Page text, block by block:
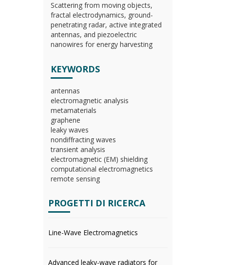
Scattering from moving objects,
fractal electrodynamics, ground-
penetrating radar, active integrated
antennas, and piezoelectric
nanowires for energy harvesting
KEYWORDS
antennas
electromagnetic analysis
metamaterials
graphene
leaky waves
nondiffracting waves
transient analysis
electromagnetic (EM) shielding
computational electromagnetics
remote sensing
PROGETTI DI RICERCA
Line-Wave Electromagnetics
Advanced leaky-wave radiators for